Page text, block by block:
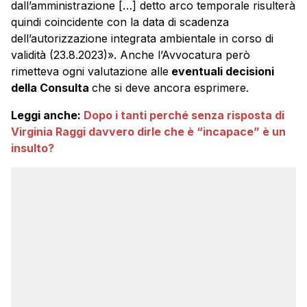
dall’amministrazione […] detto arco temporale risulterà
quindi coincidente con la data di scadenza
dell’autorizzazione integrata ambientale in corso di
validità (23.8.2023)». Anche l’Avvocatura però
rimetteva ogni valutazione alle eventuali decisioni
della Consulta che si deve ancora esprimere.
Leggi anche: Dopo i tanti perché senza risposta di
Virginia Raggi davvero dirle che è “incapace” è un
insulto?